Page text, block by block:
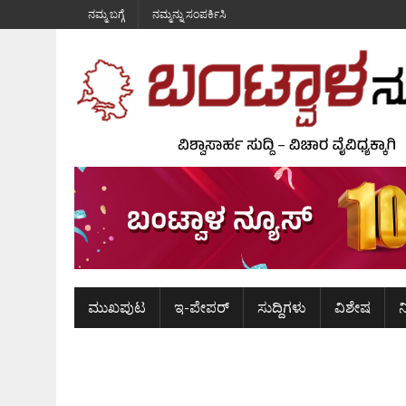
ನಮ್ಮ ಬಗ್ಗೆ ನಮ್ಮನ್ನು ಸಂಪರ್ಕಿಸಿ
ಮುಖಪುಟ ಇ-ಪೇಪರ್ ಸುದ್ದಿಗಳು ವಿಶೇಷ